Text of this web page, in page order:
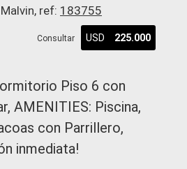
Malvin, ref: 183755
Consultar USD 225.000
Piso 6 con
AMENITIES: Piscina,
con Parrillero,
inmediata!